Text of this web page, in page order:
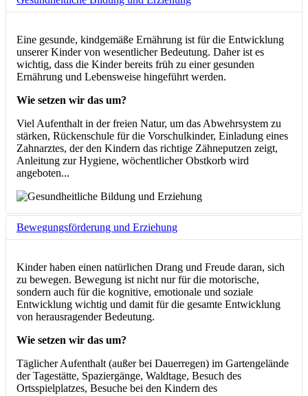
Eine gesunde, kindgemäße Ernährung ist für die Entwicklung
unserer Kinder von wesentlicher Bedeutung. Daher ist es
wichtig, dass die Kinder bereits früh zu einer gesunden
Ernährung und Lebensweise hingeführt werden.
Wie setzen wir das um?
Viel Aufenthalt in der freien Natur, um das Abwehrsystem zu
stärken, Rückenschule für die Vorschulkinder, Einladung eines
Zahnarztes, der den Kindern das richtige Zähneputzen zeigt,
Anleitung zur Hygiene, wöchentlicher Obstkorb wird
angeboten...
Bewegungsförderung und Erziehung
Kinder haben einen natürlichen Drang und Freude daran, sich
zu bewegen. Bewegung ist nicht nur für die motorische,
sondern auch für die kognitive, emotionale und soziale
Entwicklung wichtig und damit für die gesamte Entwicklung
von herausragender Bedeutung.
Wie setzen wir das um?
Täglicher Aufenthalt (außer bei Dauerregen) im Gartengelände
der Tagestätte, Spaziergänge, Waldtage, Besuch des
Ortsspielplatzes, Besuche bei den Kindern des